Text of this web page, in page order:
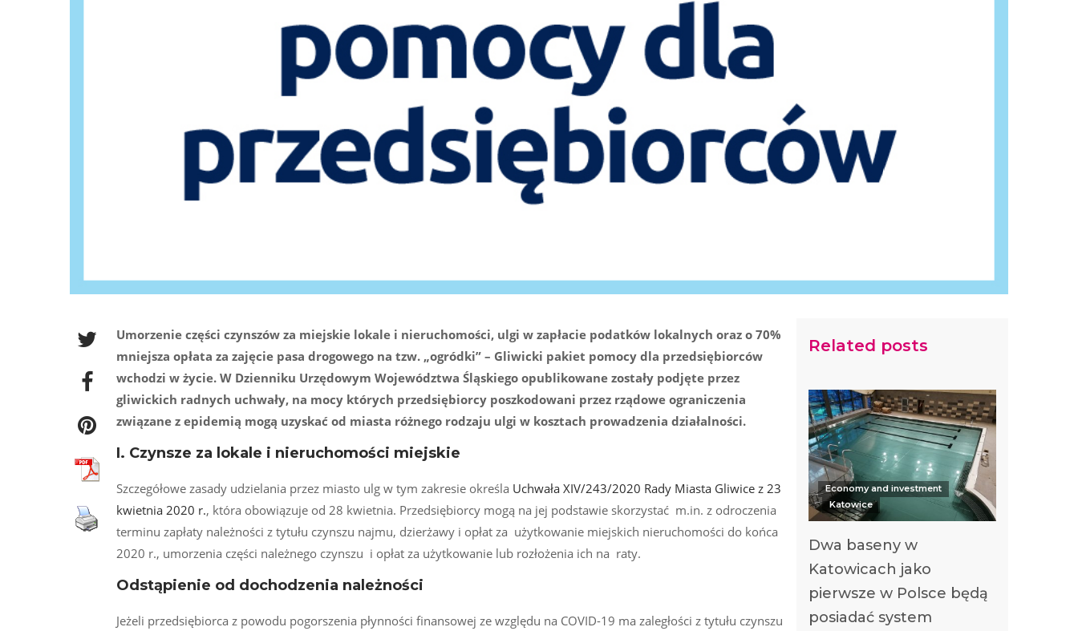
Umorzenie części czynszów za miejskie lokale i nieruchomości, ulgi w zapłacie podatków lokalnych oraz o 70%
mniejsza opłata za zajęcie pasa drogowego na tzw. „ogródki” – Gliwicki pakiet pomocy dla przedsiębiorców
wchodzi w życie. W Dzienniku Urzędowym Województwa Śląskiego opublikowane zostały podjęte przez
gliwickich radnych uchwały, na mocy których przedsiębiorcy poszkodowani przez rządowe ograniczenia
związane z epidemią mogą uzyskać od miasta różnego rodzaju ulgi w kosztach prowadzenia działalności.
I. Czynsze za lokale i nieruchomości miejskie
Szczegółowe zasady udzielania przez miasto ulg w tym zakresie określa Uchwała XIV/243/2020 Rady Miasta Gliwice z 23
kwietnia 2020 r., która obowiązuje od 28 kwietnia. Przedsiębiorcy mogą na jej podstawie skorzystać m.in. z odroczenia
terminu zapłaty należności z tytułu czynszu najmu, dzierżawy i opłat za użytkowanie miejskich nieruchomości do końca
2020 r., umorzenia części należnego czynszu i opłat za użytkowanie lub rozłożenia ich na raty.
Odstąpienie od dochodzenia należności
Jeżeli przedsiębiorca z powodu pogorszenia płynności finansowej ze względu na COVID-19 ma zaległości z tytułu czynszu
Related posts
Economy and investment
Katowice
Dwa baseny w
Katowicach jako
pierwsze w Polsce będą
posiadać system